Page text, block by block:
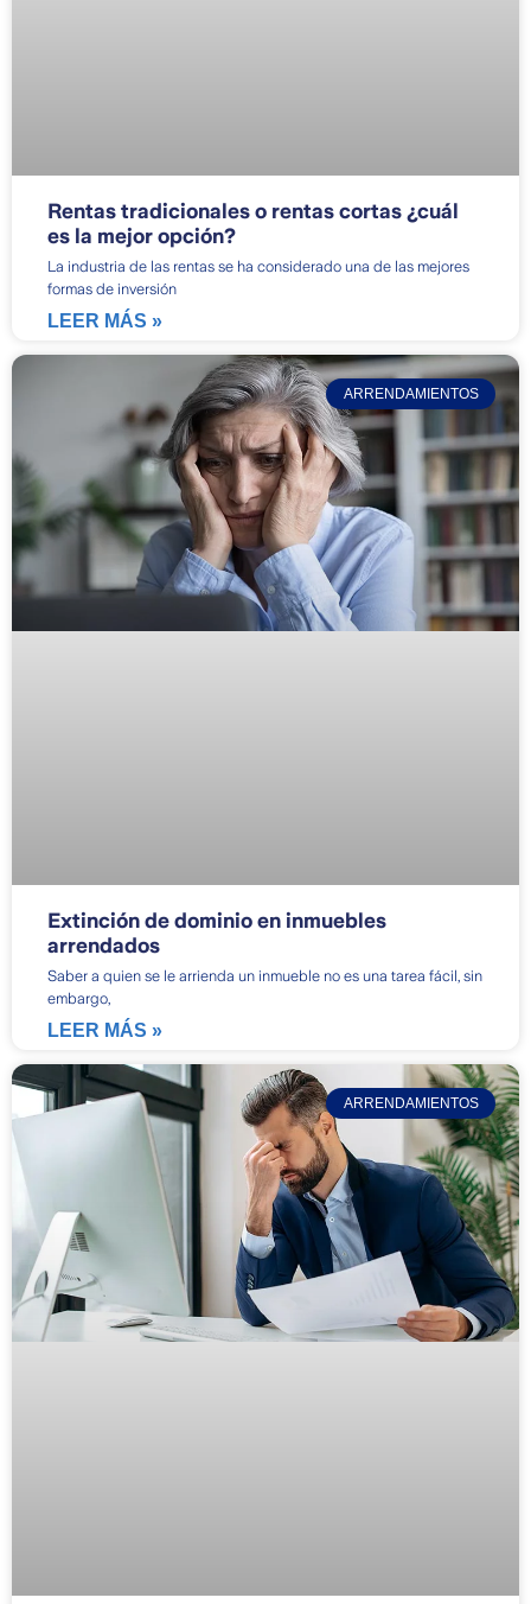
Rentas tradicionales o rentas cortas ¿cuál
es la mejor opción?
La industria de las rentas se ha considerado una de las mejores
formas de inversión
LEER MÁS »
ARRENDAMIENTOS
Extinción de dominio en inmuebles
arrendados
Saber a quien se le arrienda un inmueble no es una tarea fácil, sin
embargo,
LEER MÁS »
ARRENDAMIENTOS